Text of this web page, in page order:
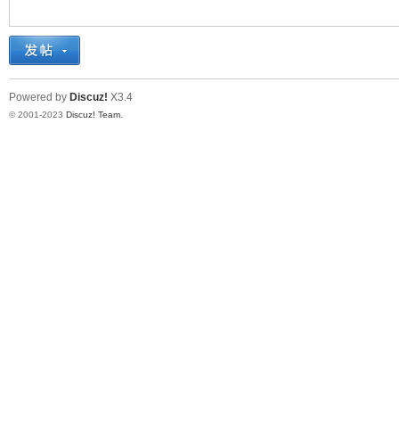
Powered by Discuz! X3.4
© 2001-2023 Discuz! Team.